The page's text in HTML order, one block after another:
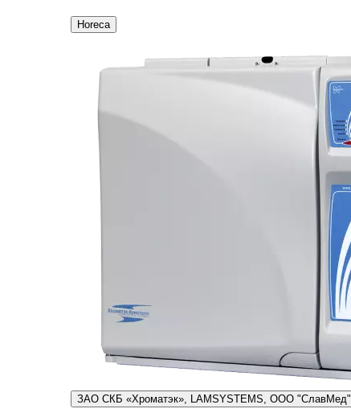
Horeca
ЗАО СКБ «Хроматэк», LAMSYSTEMS, ООО "СлавМед"